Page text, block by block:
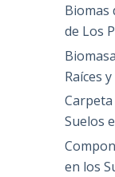
Biomas
de Los
Raíces
Suelos
en los